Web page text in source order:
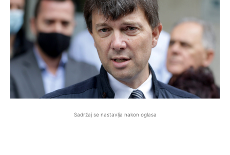
Sadržaj se nastavlja nakon oglasa